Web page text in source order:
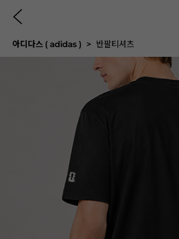
아디다스 ( adidas ) 반팔티셔츠